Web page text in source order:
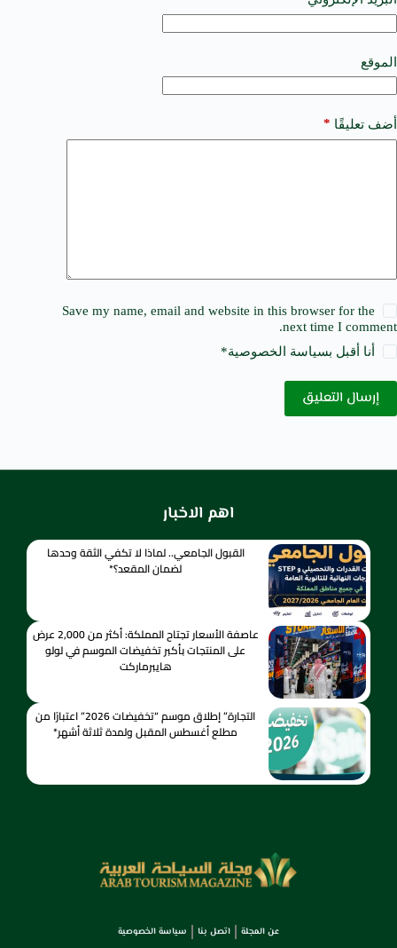
الموقع
أضف تعليقًا *
Save my name, email and website in this browser for the
next time I comment.
أنا أقبل بسياسة الخصوصية*
إرسال التعليق
t
i
e
:
اهم الاخبار
القبول الجامعي.. لماذا لا تكفي الثقة وحدها
لضمان المقعد؟*
عاصفة الأسعار تجتاح المملكة: أكثر من 2,000 عرض
على المنتجات بأكبر تخفيضات الموسم في لولو
هايبرماركت
التجارة” إطلاق موسم “تخفيضات 2026” اعتبارًا من
مطلع أغسطس المقبل ولمدة ثلاثة أشهر*
عن المجلة اتصل بنا سياسة الخصوصية